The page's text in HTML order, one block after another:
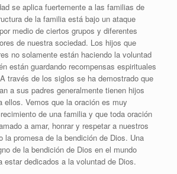
se aplica fuertemente a las familias de
de la familia está bajo un ataque
medio de ciertos grupos y diferentes
de nuestra sociedad. Los hijos que
no solamente están haciendo la voluntad
están guardando recompensas espirituales
través de los siglos se ha demostrado que
a sus padres generalmente tienen hijos
ellos. Vemos que la oración es muy
de una familia y que toda oración
a amar, honrar y respetar a nuestros
la promesa de la bendición de Dios. Una
de la bendición de Dios en el mundo
estar dedicados a la voluntad de Dios.